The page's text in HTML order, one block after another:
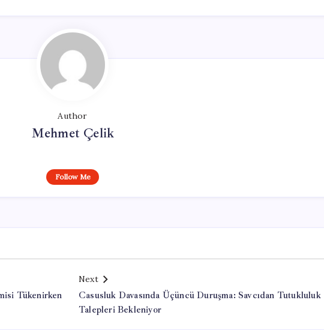
Author
Mehmet Çelik
Follow Me
Tükenirken
Next
Casusluk Davasında Üçüncü Duruşma: Savcıdan Tutukluluk
Talepleri Bekleniyor